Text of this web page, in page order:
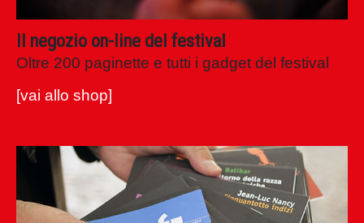
Oltre 200 paginette e tutti i gadget del festival